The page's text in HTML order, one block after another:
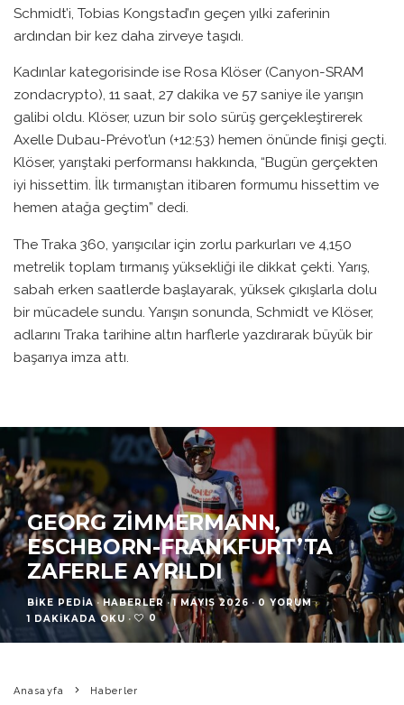
Schmidt’i, Tobias Kongstad’ın geçen yılki zaferinin
ardından bir kez daha zirveye taşıdı.
Kadınlar kategorisinde ise Rosa Klöser (Canyon-SRAM
zondacrypto), 11 saat, 27 dakika ve 57 saniye ile yarışın
galibi oldu. Klöser, uzun bir solo sürüş gerçekleştirerek
Axelle Dubau-Prévot’un (+12:53) hemen önünde finişi geçti.
Klöser, yarıştaki performansı hakkında, “Bugün gerçekten
iyi hissettim. İlk tırmanıştan itibaren formumu hissettim ve
hemen atağa geçtim” dedi.
The Traka 360, yarışıcılar için zorlu parkurları ve 4,150
metrelik toplam tırmanış yüksekliği ile dikkat çekti. Yarış,
sabah erken saatlerde başlayarak, yüksek çıkışlarla dolu
bir mücadele sundu. Yarışın sonunda, Schmidt ve Klöser,
adlarını Traka tarihine altın harflerle yazdırarak büyük bir
başarıya imza attı.
GEORG ZIMMERMANN,
ESCHBORN-FRANKFURT’TA
ZAFERLE AYRILDI
BIKE PEDIA · HABERLER · 1 MAYIS 2026 · 0 YORUM ·
1 DAKIKADA OKU · 0
Anasayfa Haberler